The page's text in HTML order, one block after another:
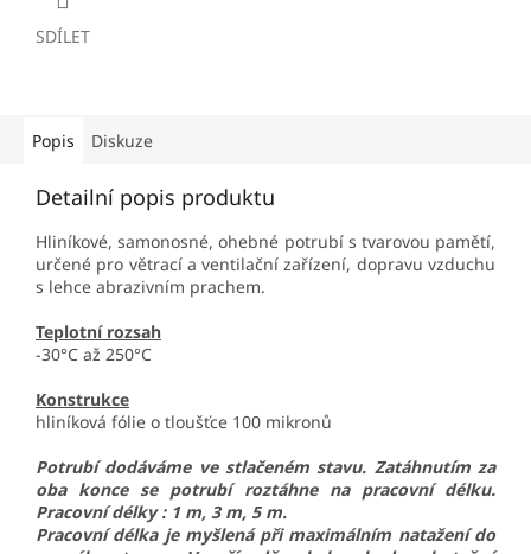
SDÍLET
Popis Diskuze
Detailní popis produktu
Hliníkové, samonosné, ohebné potrubí s tvarovou pamětí,
určené pro větrací a ventilační zařízení, dopravu vzduchu
s lehce abrazivním prachem.
Teplotní rozsah
-30°C až 250°C
Konstrukce
hliníková fólie o tloušťce 100 mikronů
Potrubí dodáváme ve stlačeném stavu. Zatáhnutím za
oba konce se potrubí roztáhne na pracovní délku.
Pracovní délky : 1 m, 3 m, 5 m.
Pracovní délka je myšlená při maximálním natažení do